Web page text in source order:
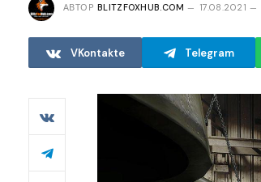
АВТОР BLITZFOXHUB.COM 17.08.2021
VKontakte Telegram